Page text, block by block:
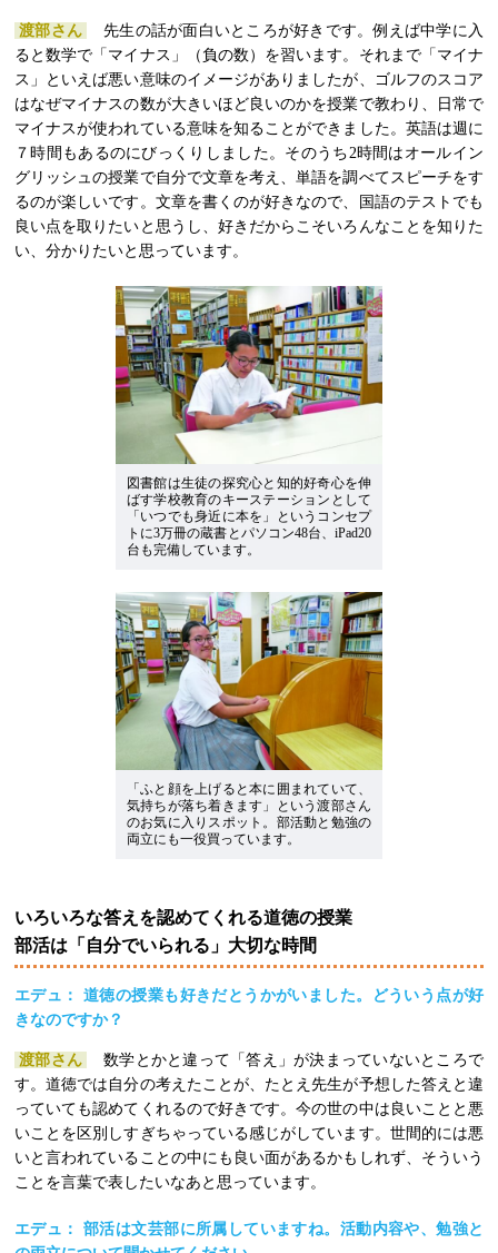
渡部さん
先生の話が面白いところが好きです。例えば中学に入
ると数学で「マイナス」（負の数）を習います。それまで「マイナ
ス」といえば悪い意味のイメージがありましたが、ゴルフのスコア
はなぜマイナスの数が大きいほど良いのかを授業で教わり、日常で
マイナスが使われている意味を知ることができました。英語は週に
７時間もあるのにびっくりしました。そのうち2時間はオールイン
グリッシュの授業で自分で文章を考え、単語を調べてスピーチをす
るのが楽しいです。文章を書くのが好きなので、国語のテストでも
良い点を取りたいと思うし、好きだからこそいろんなことを知りた
い、分かりたいと思っています。
図書館は生徒の探究心と知的好奇心を伸
ばす学校教育のキーステーションとして
「いつでも身近に本を」というコンセプ
トに3万冊の蔵書とパソコン48台、iPad20
台も完備しています。
「ふと顔を上げると本に囲まれていて、
気持ちが落ち着きます」という渡部さん
のお気に入りスポット。部活動と勉強の
両立にも一役買っています。
いろいろな答えを認めてくれる道徳の授業
部活は「自分でいられる」大切な時間
エデュ： 道徳の授業も好きだとうかがいました。どういう点が好
きなのですか？
渡部さん
数学とかと違って「答え」が決まっていないところで
す。道徳では自分の考えたことが、たとえ先生が予想した答えと違
っていても認めてくれるので好きです。今の世の中は良いことと悪
いことを区別しすぎちゃっている感じがしています。世間的には悪
いと言われていることの中にも良い面があるかもしれず、そういう
ことを言葉で表したいなあと思っています。
エデュ： 部活は文芸部に所属していますね。活動内容や、勉強と